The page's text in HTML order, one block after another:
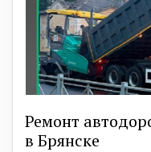
Ремонт
в Брянске